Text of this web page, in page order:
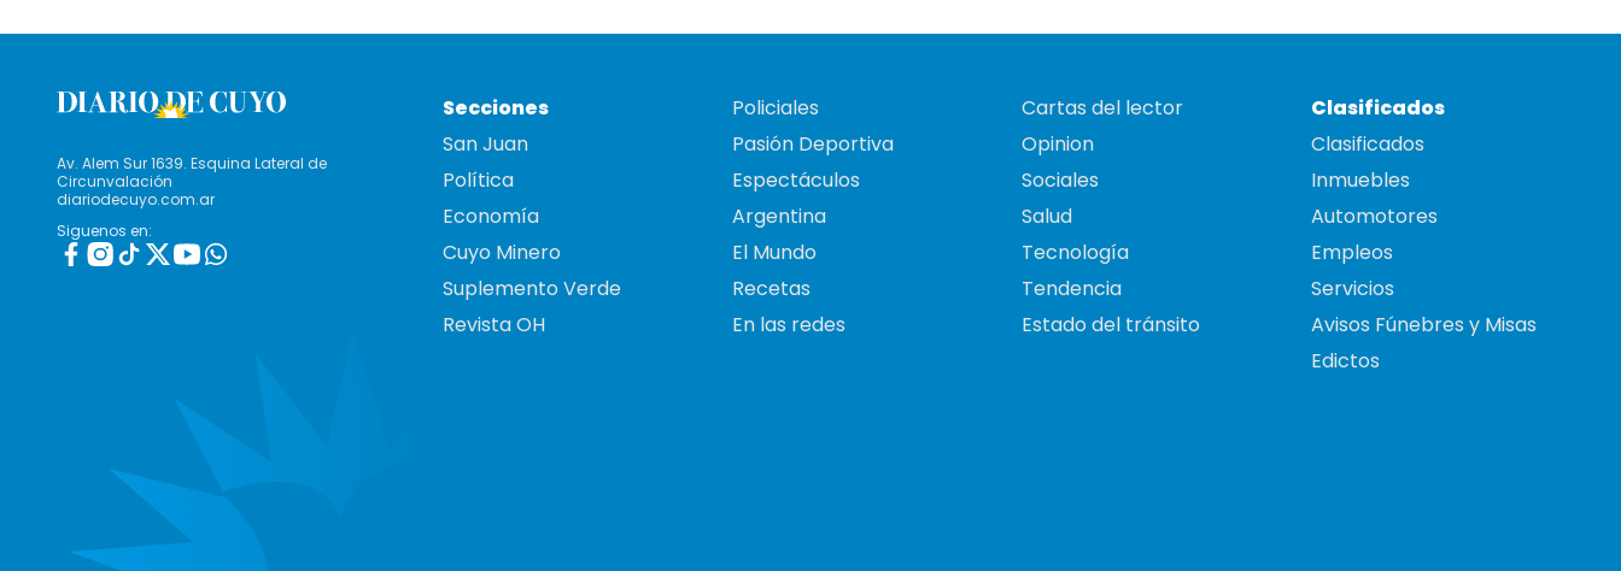
Av. Alem Sur 1639. Esquina Lateral de
Circunvalación
diariodecuyo.com.ar
Siguenos en:
Secciones
San Juan
Política
Economía
Cuyo Minero
Suplemento Verde
Revista OH
Policiales
Pasión Deportiva
Espectáculos
Argentina
El Mundo
Recetas
En las redes
Cartas del lector
Opinion
Sociales
Salud
Tecnología
Tendencia
Estado del tránsito
Clasificados
Clasificados
Inmuebles
Automotores
Empleos
Servicios
Avisos Fúnebres y Misas
Edictos